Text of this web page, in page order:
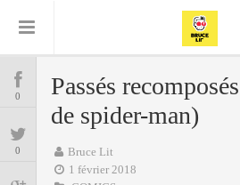
COMICS
MANGAS
0
0
Passés
de spider-man)
Bruce Lit
1 février 2018
Comics
Daredevil Dark Horse
Delcourt
Encyclopegeek Figure
Replay
Glénat Graphic Novel
Independants JB Vu Van